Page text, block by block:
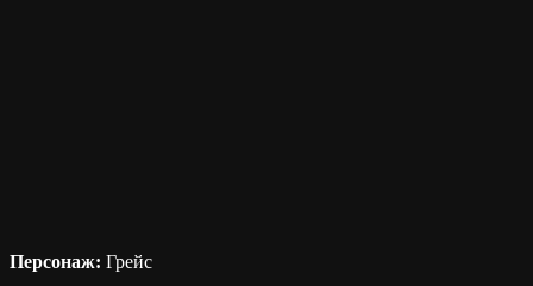
Персонаж: Грейс